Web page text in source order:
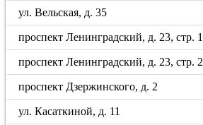
ул. Вельская, д. 35
проспект Ленинградский, д. 23, стр. 1
проспект Ленинградский, д. 23, стр. 2
проспект Дзержинского, д. 2
ул. Касаткиной, д. 11